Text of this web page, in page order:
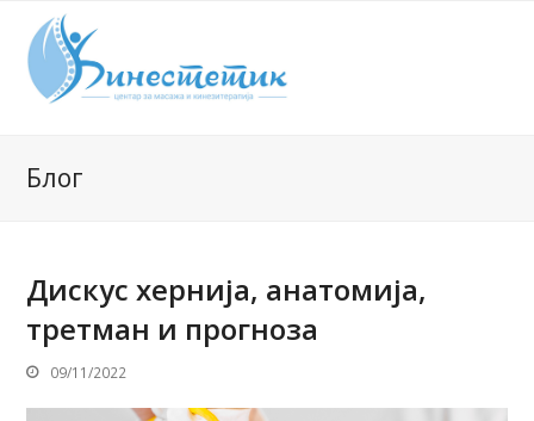
Блог
Дискус хернија, анатомија,
третман и прогноза
09/11/2022